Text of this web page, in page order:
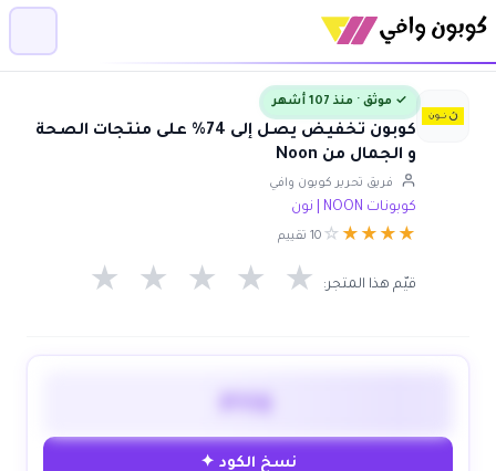
✓ موثق · منذ 107 أشهر
كوبون تخفيض يصل إلى 74% على منتجات الصحة
و الجمال من Noon
فريق تحرير كوبون وافي
كوبونات NOON | نون
★
★
★
★
☆ 10 تقييم
قيّم هذا المتجر: ★ ★ ★ ★ ★
نسخ الكود ✦